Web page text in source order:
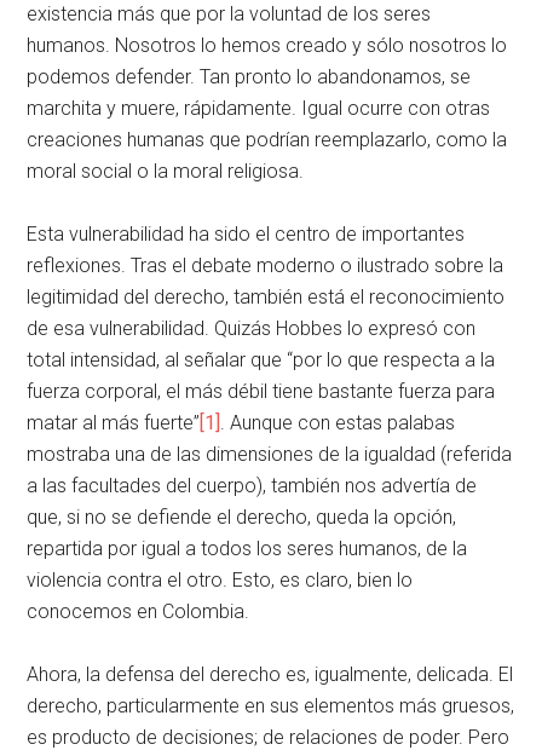
existencia más que por la voluntad de los seres
humanos. Nosotros lo hemos creado y sólo nosotros lo
podemos defender. Tan pronto lo abandonamos, se
marchita y muere, rápidamente. Igual ocurre con otras
creaciones humanas que podrían reemplazarlo, como la
moral social o la moral religiosa.
Esta vulnerabilidad ha sido el centro de importantes
reflexiones. Tras el debate moderno o ilustrado sobre la
legitimidad del derecho, también está el reconocimiento
de esa vulnerabilidad. Quizás Hobbes lo expresó con
total intensidad, al señalar que “por lo que respecta a la
fuerza corporal, el más débil tiene bastante fuerza para
matar al más fuerte”[1] . Aunque con estas palabas
mostraba una de las dimensiones de la igualdad (referida
a las facultades del cuerpo), también nos advertía de
que, si no se defiende el derecho, queda la opción,
repartida por igual a todos los seres humanos, de la
violencia contra el otro. Esto, es claro, bien lo
conocemos en Colombia.
Ahora, la defensa del derecho es, igualmente, delicada. El
derecho, particularmente en sus elementos más gruesos,
es producto de decisiones; de relaciones de poder. Pero